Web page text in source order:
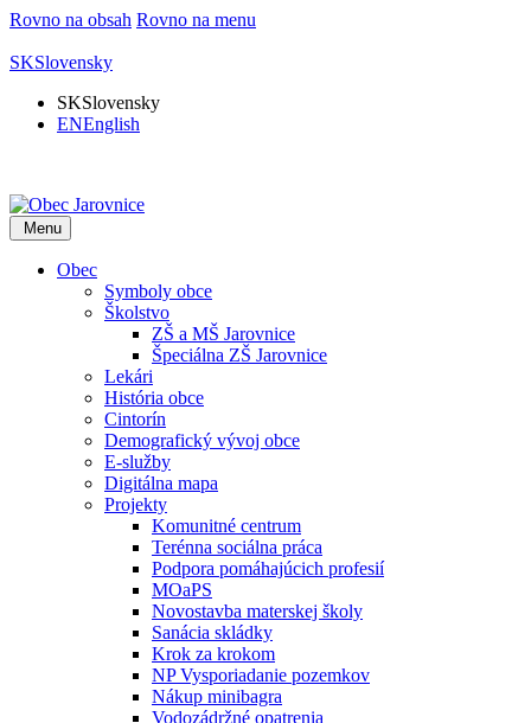
Rovno na obsah Rovno na menu
SKSlovensky
SKSlovensky
ENEnglish
Menu
Obec
Symboly obce
Školstvo
ZŠ a MŠ Jarovnice
Špeciálna ZŠ Jarovnice
Lekári
História obce
Cintorín
Demografický vývoj obce
E-služby
Digitálna mapa
Projekty
Komunitné centrum
Terénna sociálna práca
Podpora pomáhajúcich profesií
MOaPS
Novostavba materskej školy
Sanácia skládky
Krok za krokom
NP Vysporiadanie pozemkov
Nákup minibagra
Vodozádržné opatrenia